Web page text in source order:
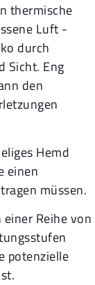
thermische
Luft -
durch
Sicht. Eng
den
Hemd
einen
müssen.
Reihe von
potenzielle